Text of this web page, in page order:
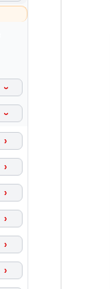
›
›
›
›
›
›
›
›